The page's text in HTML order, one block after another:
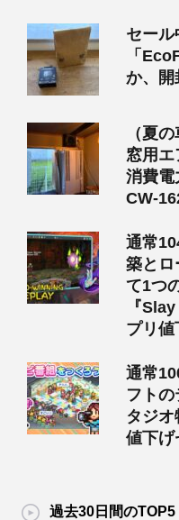
セー
「
か、開
（夏
窓用
消費電
CW-
通常
築とロ
て1つ
『
プリ
通常
フト
タジ
値下げ
過去30日間のTOP5